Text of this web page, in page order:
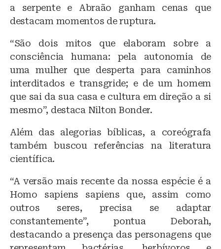
a serpente e Abraão ganham cenas que
destacam momentos de ruptura.
“São dois mitos que elaboram sobre a
consciência humana: pela autonomia de
uma mulher que desperta para caminhos
interditados e transgride; e de um homem
que sai da sua casa e cultura em direção a si
mesmo”, destaca Nilton Bonder.
Além das alegorias bíblicas, a coreógrafa
também buscou referências na literatura
científica.
“A versão mais recente da nossa espécie é a
Homo sapiens sapiens que, assim como
outros seres, precisa se adaptar
constantemente”, pontua Deborah,
destacando a presença das personagens que